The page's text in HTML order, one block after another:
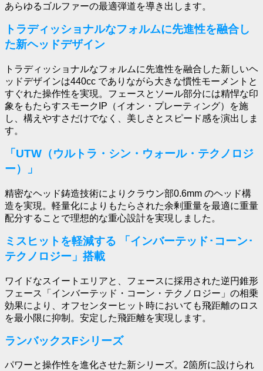
あらゆるゴルファーの最適弾道を導き出します。
トラディッショナルなフォルムに先進性を融合し
た新ヘッドデザイン
トラディッショナルなフォルムに先進性を融合した新しいヘ
ッドデザインは440cc でありながら大きな慣性モーメントと
すぐれた操作性を実現。フェースとソール部分には精悍な印
象をもたらすスモークIP（イオン・プレーティング）を施
し、構えやすさだけでなく、美しさとスピード感を演出しま
す。
「UTW（ウルトラ・シン・ウォール・テクノロジ
ー）」
精密なヘッド鋳造技術によりクラウン部0.6mm のヘッド構
造を実現。軽量化によりもたらされた余剰重量を最適に重量
配分することで理想的な重心設計を実現しました。
ミスヒットを軽減する 「インバーテッド･コーン･
テクノロジー」搭載
ワイドなスイートエリアと、フェースに採用された逆円錐形
フェース「インバーテッド・コーン・テクノロジー」の相乗
効果により、オフセンターヒット時においても飛距離のロス
を最小限に抑制。安定した飛距離を実現します。
ランバックスFシリーズ
パワーと操作性を進化させた新シリーズ。2箇所に設けられ